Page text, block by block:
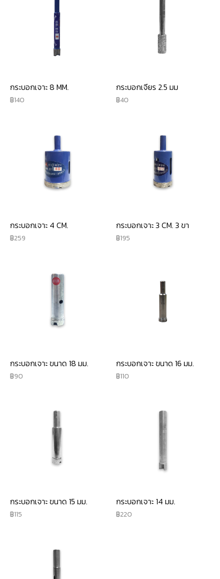
กระบอกเจาะ 8 MM.
140
กระบอกเจียร 2.5 มม
40
กระบอกเจาะ 4 CM.
259
กระบอกเจาะ 3 CM. 3 ขา
195
กระบอกเจาะ ขนาด 18 มม.
90
กระบอกเจาะ ขนาด 16 มม.
110
กระบอกเจาะ ขนาด 15 มม.
115
กระบอกเจาะ 14 มม.
220